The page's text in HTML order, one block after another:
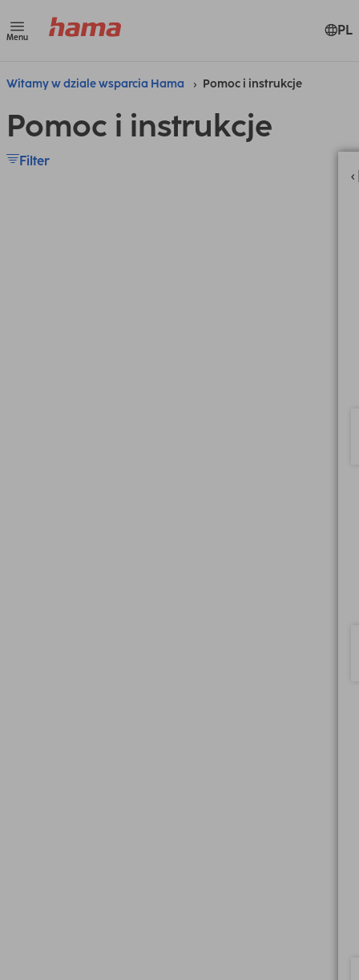
Menu PL
Witamy w dziale wsparcia Hama Pomoc i instrukcje
Pomoc i instrukcje
Filter